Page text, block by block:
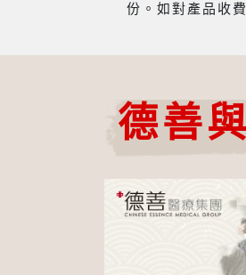
份。如對產品收
德善